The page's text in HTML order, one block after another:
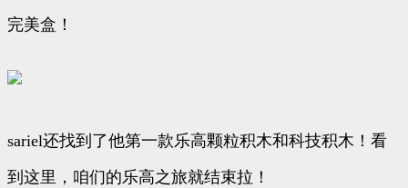
完美盒！
sariel还找到了他第一款乐高颗粒积木和科技积木！看
到这里，咱们的乐高之旅就结束拉！